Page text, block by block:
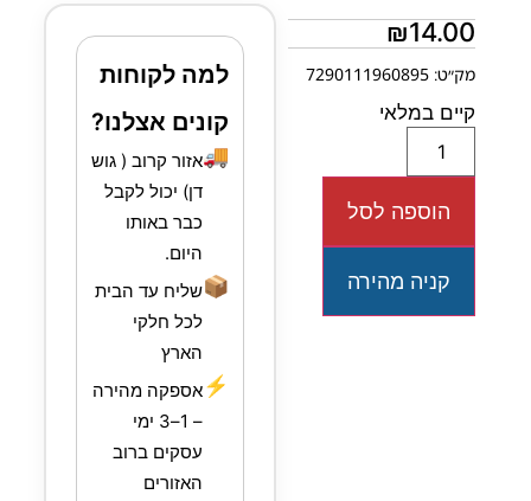
₪14.00
מק״ט: 7290111960895
קיים במלאי
הוספה לסל
קניה מהירה
למה לקוחות
קונים אצלנו?
🚚אזור קרוב ( גוש
דן) יכול לקבל
כבר באותו
היום.
📦שליח עד הבית
לכל חלקי
הארץ
⚡אספקה מהירה
– 1–3 ימי
עסקים ברוב
האזורים